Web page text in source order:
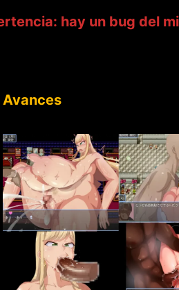
hay un bug del
Avances